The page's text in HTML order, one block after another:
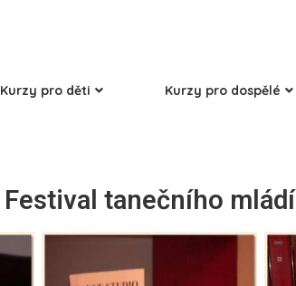
Kurzy pro děti Kurzy pro dospělé
Festival tanečního mládí